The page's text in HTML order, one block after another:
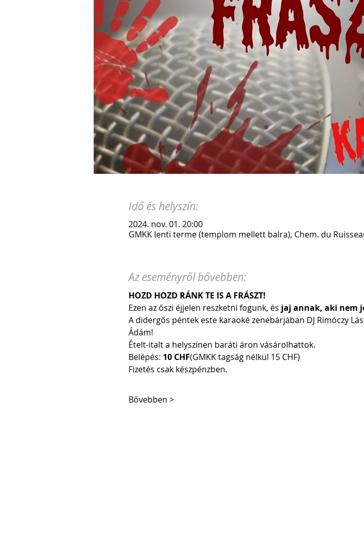
Idő és helyszín:
2024. nov. 01. 20:00
GMKK lenti terme (templom mellett balra), Chem. du
Az eseményről bővebben:
HOZD HOZD RÁNK TE IS A FRÁSZT!
Ezen az őszi éjjelen reszketni fogunk, és jaj annak, aki nem
A didergős péntek este karaoké zenebárjában DJ Rimóczy
Ádám!
Ételt-italt a helyszínen baráti áron vásárolhattok.
Belépés: 10 CHF(GMKK tagság nélkül 15 CHF)
Fizetés csak készpénzben.
Bővebben >